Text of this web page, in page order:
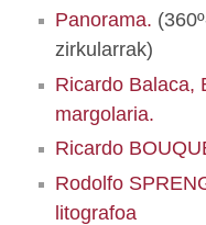
Panorama.
zirkularrak)
Ricardo Balaca,
margolaria.
Ricardo
Rodolfo
litografoa